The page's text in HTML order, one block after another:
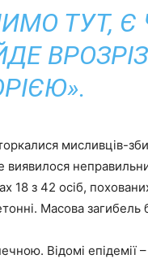
ТУТ, Є
ВРОЗРІЗ
мисливців-
18 з 42 осіб,
Масова
Відомі епідемії